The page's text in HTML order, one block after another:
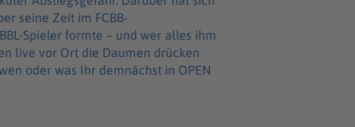
seine Zeit im FCBB-
Spieler formte – und wer alles ihm
live vor Ort die Daumen drücken